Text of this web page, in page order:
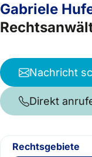
Gabriele
Nachricht
Direkt
Rechtsgebiete